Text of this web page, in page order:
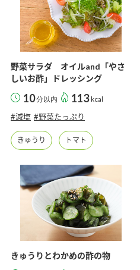
野菜サラダ オイルand「やさ
しいお酢」ドレッシング
10分以内 113 kcal
#減塩 #野菜たっぷり
きゅうり トマト
きゅうりとわかめの酢の物